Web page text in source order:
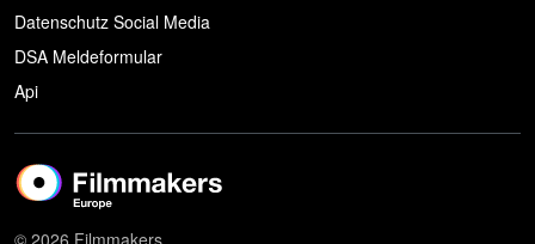
Datenschutz Social Media
DSA Meldeformular
Api
© 2026 Filmmakers